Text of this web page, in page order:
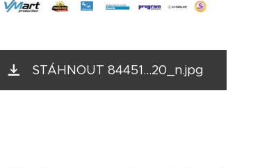
STÁHNOUT 84451...20_n.jpg